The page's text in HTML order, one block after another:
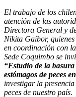
El trabajo de los
atención de las
Directora General y
Nikita Gaibor,
en coordinación con
Sede Coquimbo se
“Estudio de la
estómagos de peces
investigar la
peces de nuestro país.